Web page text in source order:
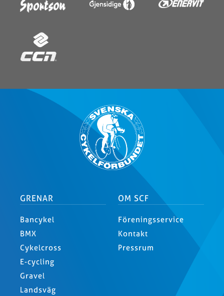
GRENAR
Bancykel
BMX
Cykelcross
E-cycling
Gravel
Landsväg
OM SCF
Föreningsservice
Kontakt
Pressrum